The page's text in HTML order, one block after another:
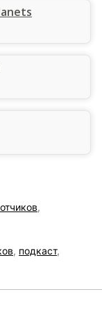
,
, подкаст,